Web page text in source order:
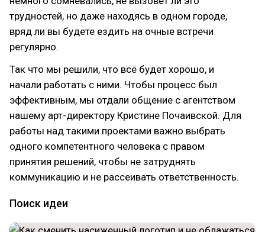
трудностей, но даже находясь в одном городе,
вряд ли вы будете ездить на очные встречи
регулярно.
Так что мы решили, что всё будет хорошо, и
начали работать с ними. Чтобы процесс был
эффективным, мы отдали общение с агентством
нашему арт-директору Кристине Почаивской. Для
работы над такими проектами важно выбрать
одного компетентного человека с правом
принятия решений, чтобы не затруднять
коммуникацию и не рассеивать ответственность.
Поиск идеи